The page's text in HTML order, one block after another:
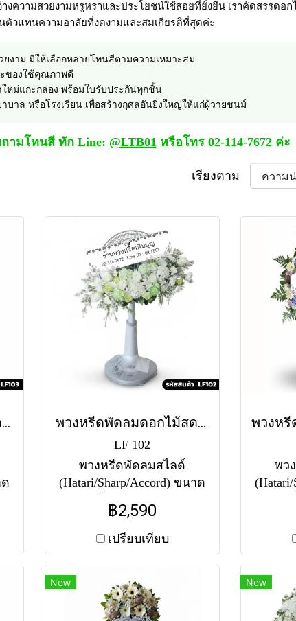
งความสวยงามหรูหราและประโยชน์ใช้สอยที่ยั่งยืน เราคัดสรรดอ
วแทนความอาลัยที่งดงามและสมเกียรติที่สุดค่ะ
งาม มีให้เลือกหลายโทนสีตามความเหมาะสม
ะของใช้คุณภาพดี
หม่แกะกล่อง พร้อมใบรับประกันทุกชิ้น
บาล หรือโรงเรียน เพื่อสร้างกุศลอันยิ่งใหญ่ให้แก่ผู้วายชนม์
ามโทนสี ทัก Line: @LTB01 หรือโทร 02-114-7672 ค่ะ
เรียงตาม
พวงหรีดพัดลมดอกไม้สด เศวต (LF103)
ด
น
า
พวงหรีดพัดลมดอกไม้สด พิสุทธิ์ (LF102)
LF 102
พวงหรีดพัดลมสไลด์
(Hatari/Sharp/Accord) ขนาด
16-18 นิ้ว จัดแต่งดอกไม้สด
แบบแนวนอนคาดกลาง
หน้ากากพัดลม โทนสีขาว-
เขียว ประดับด้วยกุหลาบขาว
คาร์เนชั่น และมัม สวยงาม
เรียบหรู ให้ความรู้สึกสงบ
และสุภาพสมเกียรติ
฿2,590
เปรียบเทียบ
พว
16-18
โทนสี
ดอกไ
สวย
New New